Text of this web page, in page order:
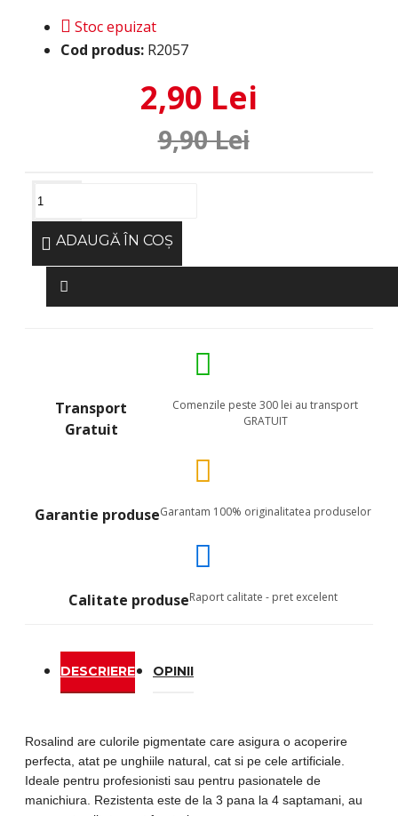
Stoc epuizat
Cod produs: R2057
2,90 Lei
9,90 Lei
ADAUGĂ ÎN COŞ
Transport
Gratuit
Comenzile peste 300 lei au transport
GRATUIT
Garantie produseGarantam 100% originalitatea produselor
Calitate produseRaport calitate - pret excelent
DESCRIERE OPINII
Rosalind are culorile pigmentate care asigura o acoperire
perfecta, atat pe unghiile natural, cat si pe cele artificiale.
Ideale pentru profesionisti sau pentru pasionatele de
manichiura. Rezistenta este de la 3 pana la 4 saptamani, au